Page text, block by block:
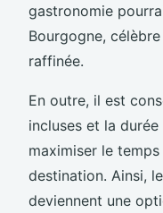
gastronomie
Bourgogne,
raffinée.
En outre, il est
incluses et la
maximiser le
destination. Ainsi,
deviennent une